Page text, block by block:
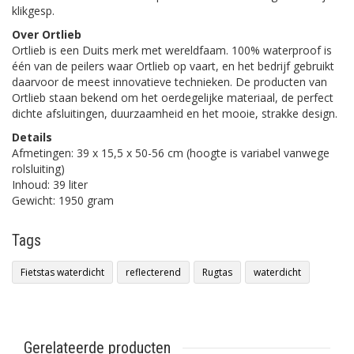
klikgesp.
Over Ortlieb
Ortlieb is een Duits merk met wereldfaam. 100% waterproof is
één van de peilers waar Ortlieb op vaart, en het bedrijf gebruikt
daarvoor de meest innovatieve technieken. De producten van
Ortlieb staan bekend om het oerdegelijke materiaal, de perfect
dichte afsluitingen, duurzaamheid en het mooie, strakke design.
Details
Afmetingen: 39 x 15,5 x 50-56 cm (hoogte is variabel vanwege
rolsluiting)
Inhoud: 39 liter
Gewicht: 1950 gram
Tags
Fietstas waterdicht reflecterend Rugtas waterdicht
Gerelateerde producten